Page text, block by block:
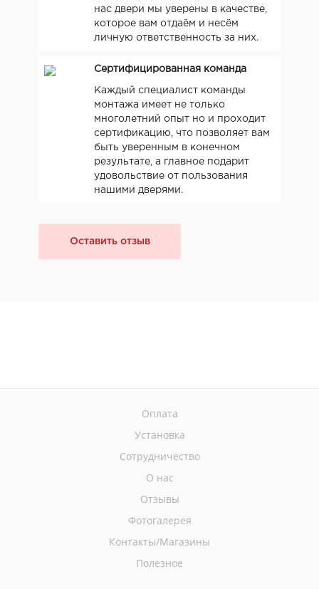
нас двери мы уверены в качестве,
которое вам отдаём и несём
личную ответственность за них.
Сертифицированная команда
Каждый специалист команды
монтажа имеет не только
многолетний опыт но и проходит
сертификацию, что позволяет вам
быть уверенным в конечном
результате, а главное подарит
удовольствие от пользования
нашими дверями.
Оставить отзыв
Оплата
Установка
Сотрудничество
О нас
Отзывы
Фотогалерея
Контакты/Магазины
Полезное